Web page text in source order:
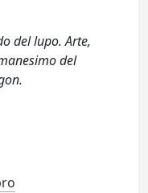
del lupo. Arte,
del